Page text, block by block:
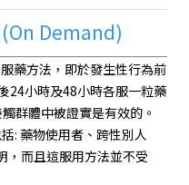
Demand)
藥方法，即於發生性行為前
24小時及48小時各服一粒藥
群體中被證實是有效的。
: 藥物使用者、跨性別人
，而且這服用方法並不受